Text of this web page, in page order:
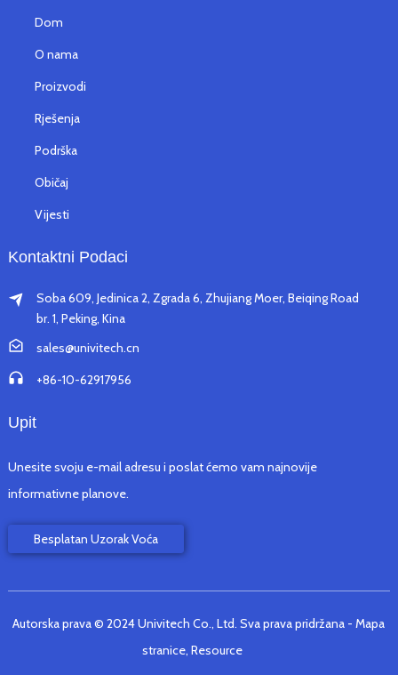
Dom
O nama
Proizvodi
Rješenja
Podrška
Običaj
Vijesti
Kontaktni Podaci
Soba 609, Jedinica 2, Zgrada 6, Zhujiang Moer, Beiqing Road
br. 1, Peking, Kina
sales@univitech.cn
+86-10-62917956
Upit
Unesite svoju e-mail adresu i poslat ćemo vam najnovije
informativne planove.
Besplatan Uzorak Voća
Autorska prava © 2024 Univitech Co., Ltd. Sva prava pridržana - Mapa
stranice, Resource